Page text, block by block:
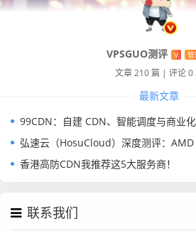
问场景
带宽
月流
量
VPSGUO测评 V 管
文章 210 篇 | 评论 0
最新文章
99CDN：自建 CDN、智能调度与商业化运
弘速云（HosuCloud）深度测评：AMD EPYC 强
香港高防CDN我推荐这5大服务商！
联系我们